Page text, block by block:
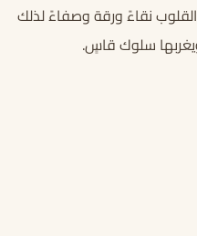
نقاءً ورقة وصفاءً لذلك
سلوك قاسٍ.